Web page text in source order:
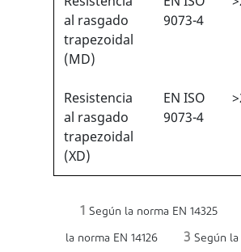
al rasgado
trapezoidal
(MD)
9073-4
Resistencia
al rasgado
trapezoidal
(XD)
EN ISO
9073-4
1 Según la norma EN 14325
la norma EN 14126 3 Según la